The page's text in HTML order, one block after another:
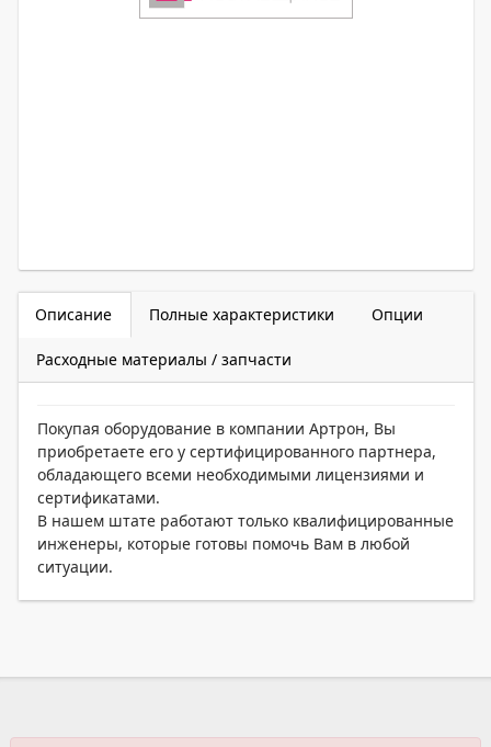
Описание Полные характеристики Опции
Расходные материалы / запчасти
Покупая оборудование в компании Артрон, Вы
приобретаете его у сертифицированного партнера,
обладающего всеми необходимыми лицензиями и
сертификатами.
В нашем штате работают только квалифицированные
инженеры, которые готовы помочь Вам в любой
ситуации.